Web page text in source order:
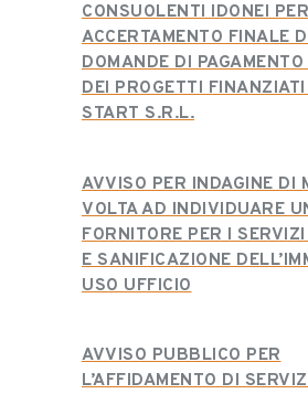
CONSUOLENTI IDONEI
ACCERTAMENTO FINALE
DOMANDE DI
DEI PROGETTI
START S.R.L.
AVVISO PER INDAGINE DI
VOLTA AD INDIVIDUARE
FORNITORE PER I
E SANIFICAZIONE
USO UFFICIO
AVVISO PUBBLICO PER
L’AFFIDAMENTO DI